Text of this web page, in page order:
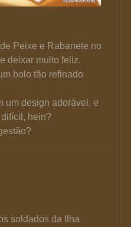
Peixe e Rabanete no
deixar muito feliz.
bolo tão refinado
um design adorável, e
hein?
soldados da Ilha